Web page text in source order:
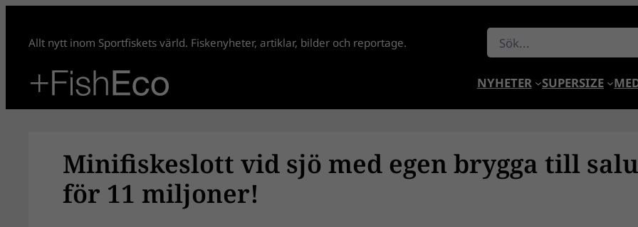
innehåll
Allt nytt inom Sportfiskets värld. Fiskenyheter, artiklar, bilder och reportage. Sök
NYHETER SUPERSIZE
Minifiskeslott vid sjö med egen brygga till salu
för 11 miljoner!